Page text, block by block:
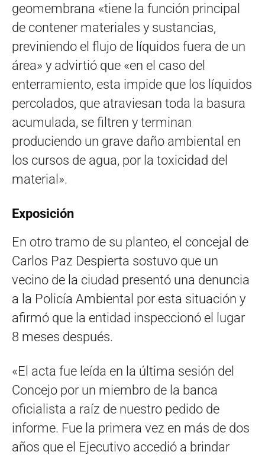
geomembrana «tiene la función principal
de contener materiales y sustancias,
previniendo el flujo de líquidos fuera de un
área» y advirtió que «en el caso del
enterramiento, esta impide que los líquidos
percolados, que atraviesan toda la basura
acumulada, se filtren y terminan
produciendo un grave daño ambiental en
los cursos de agua, por la toxicidad del
material».
Exposición
En otro tramo de su planteo, el concejal de
Carlos Paz Despierta sostuvo que un
vecino de la ciudad presentó una denuncia
a la Policía Ambiental por esta situación y
afirmó que la entidad inspeccionó el lugar
8 meses después.
«El acta fue leída en la última sesión del
Concejo por un miembro de la banca
oficialista a raíz de nuestro pedido de
informe. Fue la primera vez en más de dos
años que el Ejecutivo accedió a brindar